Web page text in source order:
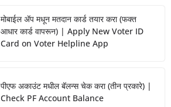
मोबाईल ॲप मधून मतदान कार्ड तयार करा (फक्त
आधार कार्ड वापरून) | Apply New Voter ID
Card on Voter Helpline App
पीएफ अकाउंट मधील बॅलन्स चेक करा (तीन प्रकारे) |
Check PF Account Balance